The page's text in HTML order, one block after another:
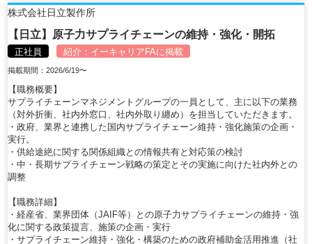
株式会社日立製作所
【日立】原子力サプライチェーンの維持・強化・開拓
正社員 紹介： イーキャリアFAに掲載
掲載期間：2026/6/19〜
【職務概要】
サプライチェーンマネジメントグループの一員として、主に以下の業務
（対外折衝、社内外窓口、社内外取り纏め）を担当していただきます。
・政府、業界と連携した国内サプライチェーン維持・強化施策の企画・
実行。
・供給途絶に関する関係組織との情報共有と対応策の検討
・中・長期サプライチェーン戦略の策定とその実施に向けた社内外との
調整
【職務詳細】
・経産省、業界団体（JAIF等）との原子力サプライチェーンの維持・強
化に関する政策提言、施策の企画・実行
・サプライチェーン維持・強化・構築のための政府補助金活用推進（社